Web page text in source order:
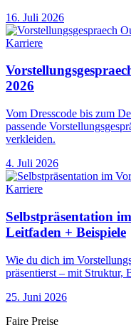
16. Juli 2026
Karriere
2026
Vom Dresscode bis zum
passende
verkleiden.
4. Juli 2026
Karriere
Selbstpräsentation
Leitfaden + Beispiele
Wie du dich im
präsentierst – mit Struktur,
25. Juni 2026
Faire Preise